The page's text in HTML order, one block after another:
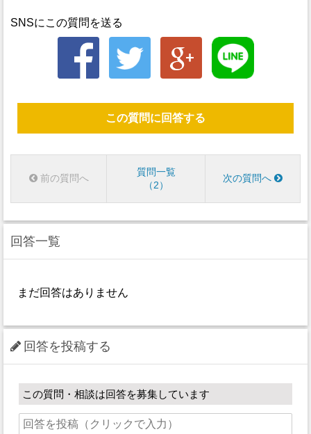
SNSにこの質問を送る
この質問に回答する
前の質問へ
質問一覧
2
次の質問へ
回答一覧
まだ回答はありません
回答を投稿する
この質問・相談は回答を募集しています